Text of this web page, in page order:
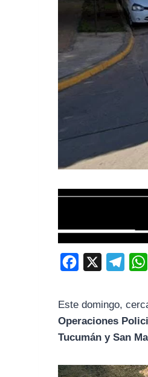
b
o
e
g
a
t
Este domingo,
Operaciones
Tucumán y San